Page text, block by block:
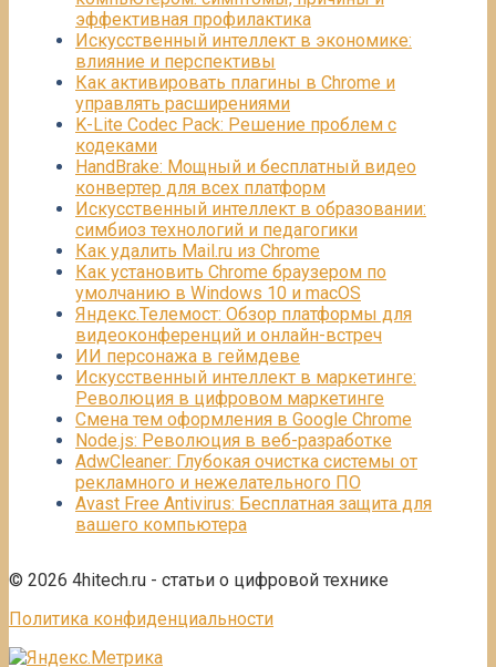
эффективная профилактика
Искусственный интеллект в экономике:
влияние и перспективы
Как активировать плагины в Chrome и
управлять расширениями
K-Lite Codec Pack: Решение проблем с
кодеками
HandBrake: Мощный и бесплатный видео
конвертер для всех платформ
Искусственный интеллект в образовании:
симбиоз технологий и педагогики
Как удалить Mail.ru из Chrome
Как установить Chrome браузером по
умолчанию в Windows 10 и macOS
Яндекс.Телемост: Обзор платформы для
видеоконференций и онлайн-встреч
ИИ персонажа в геймдеве
Искусственный интеллект в маркетинге:
Революция в цифровом маркетинге
Смена тем оформления в Google Chrome
Node.js: Революция в веб-разработке
AdwCleaner: Глубокая очистка системы от
рекламного и нежелательного ПО
Avast Free Antivirus: Бесплатная защита для
вашего компьютера
© 2026 4hitech.ru - статьи о цифровой технике
Политика конфиденциальности